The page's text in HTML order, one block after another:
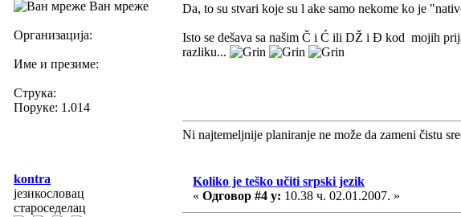
Ван мреже
Организација:
Име и презиме:
Струка:
Поруке: 1.014
Da, to su stvari koje su l ake samo nekome ko je
Isto se dešava sa našim Č i Ć ili DŽ i Đ kod mojih
razliku...
Ni najtemeljnije planiranje ne može da zameni čistu
kontra
језикословац
староседелац
Koliko je teško učiti srpski jezik
« Одговор #4 у: 10.38 ч. 02.01.2007. »